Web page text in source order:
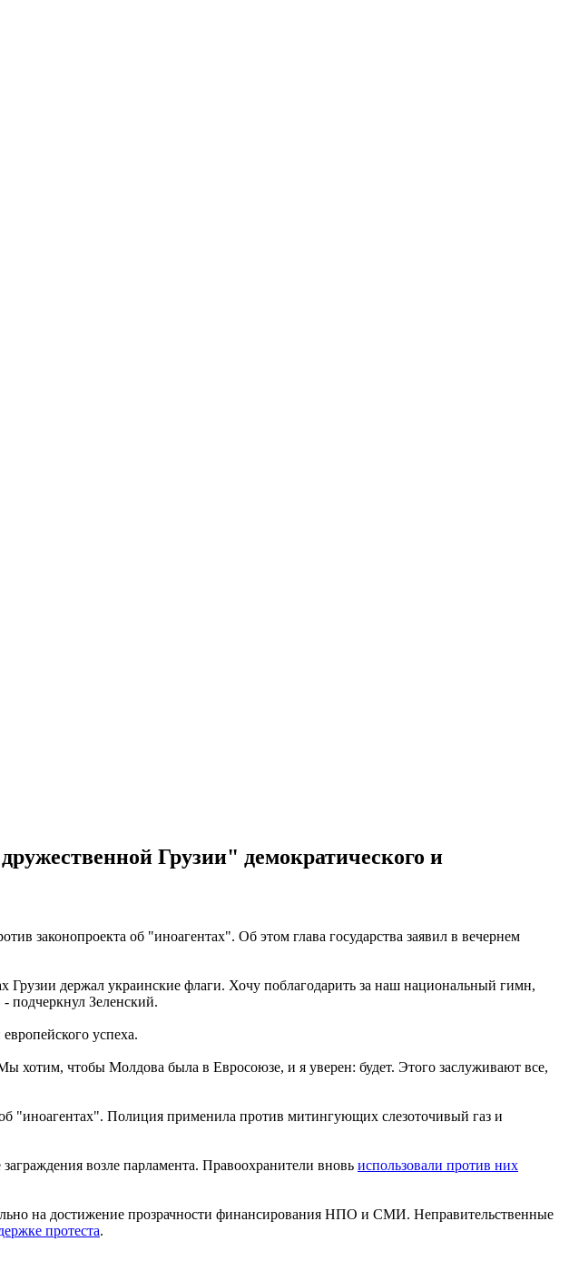
Грузии" демократического и
законопроекта об "иноагентах". Об этом глава государства заявил в вечернем
Грузии держал украинские флаги. Хочу поблагодарить за наш национальный гимн,
подчеркнул Зеленский.
успеха.
чтобы Молдова была в Евросоюзе, и я уверен: будет. Этого заслуживают все,
"иноагентах". Полиция применила против митингующих слезоточивый газ и
возле парламента. Правоохранители вновь использовали против них
на достижение прозрачности финансирования НПО и СМИ. Неправительственные
протеста.